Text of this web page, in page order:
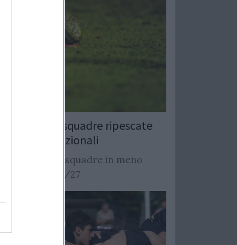
Record di squadre ripescate
nazionali
oltre 20 squadre in meno
2026/27